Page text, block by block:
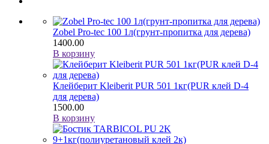
Zobel Pro-tec 100 1л(грунт-пропитка для дерева)
1400.00
В корзину
Клейберит Kleiberit PUR 501 1кг(PUR клей D-4
для дерева)
1500.00
В корзину